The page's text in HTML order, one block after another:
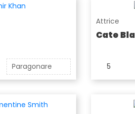
Paragonare
Attrice
Cate
5